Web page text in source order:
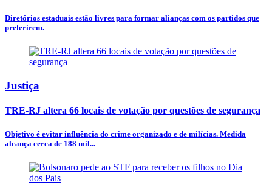
Diretórios estaduais estão livres para formar alianças com os partidos que
preferirem.
Justiça
TRE-RJ altera 66 locais de votação por questões de segurança
Objetivo é evitar influência do crime organizado e de milícias. Medida
alcança cerca de 188 mil...